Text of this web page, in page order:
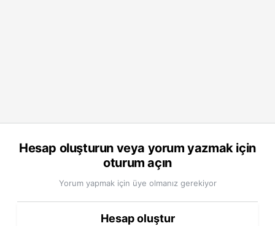
Hesap oluşturun veya yorum yazmak için
oturum açın
Yorum yapmak için üye olmanız gerekiyor
Hesap oluştur